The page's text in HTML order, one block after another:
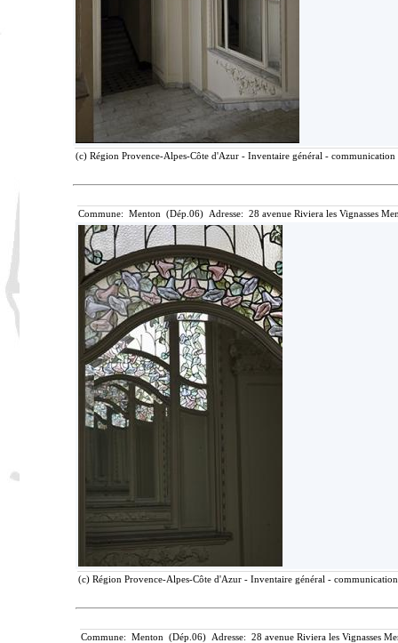
(c) Région Provence-Alpes-Côte d'Azur - Inventaire général -
Commune: Menton (Dép.06) Adresse: 28 avenue Riviera les Vignasses
(c) Région Provence-Alpes-Côte d'Azur - Inventaire général -
Commune: Menton (Dép.06) Adresse: 28 avenue Riviera les Vignasses